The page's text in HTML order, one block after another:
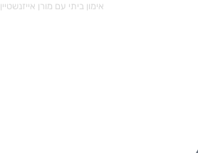
אימון ביתי עם מורן אייזנשטיין